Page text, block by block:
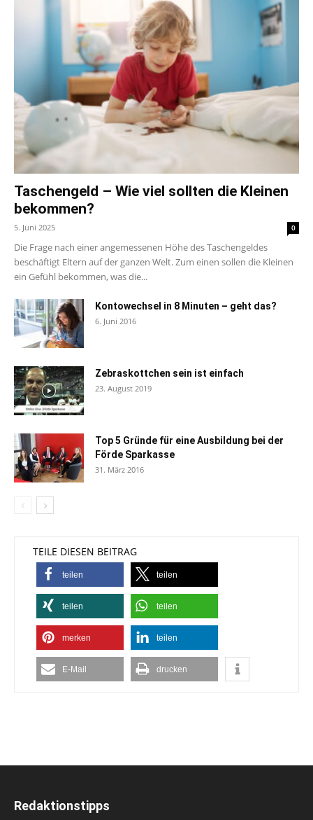
Taschengeld – Wie viel sollten die Kleinen
bekommen?
5. Juni 2025 0
Die Frage nach einer angemessenen Höhe des Taschengeldes
beschäftigt Eltern auf der ganzen Welt. Zum einen sollen die Kleinen
ein Gefühl bekommen, was die...
Kontowechsel in 8 Minuten – geht das?
6. Juni 2016
Zebraskottchen sein ist einfach
23. August 2019
Top 5 Gründe für eine Ausbildung bei der
Förde Sparkasse
31. März 2016
TEILE DIESEN BEITRAG
teilen teilen
teilen teilen
merken teilen
E-Mail drucken
Redaktionstipps